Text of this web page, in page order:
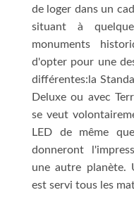
de loger dans un
situant à
monuments
d'opter pour une
différentes:la
Deluxe ou avec
se veut
LED de même
donneront
une autre planète.
est servi tous les